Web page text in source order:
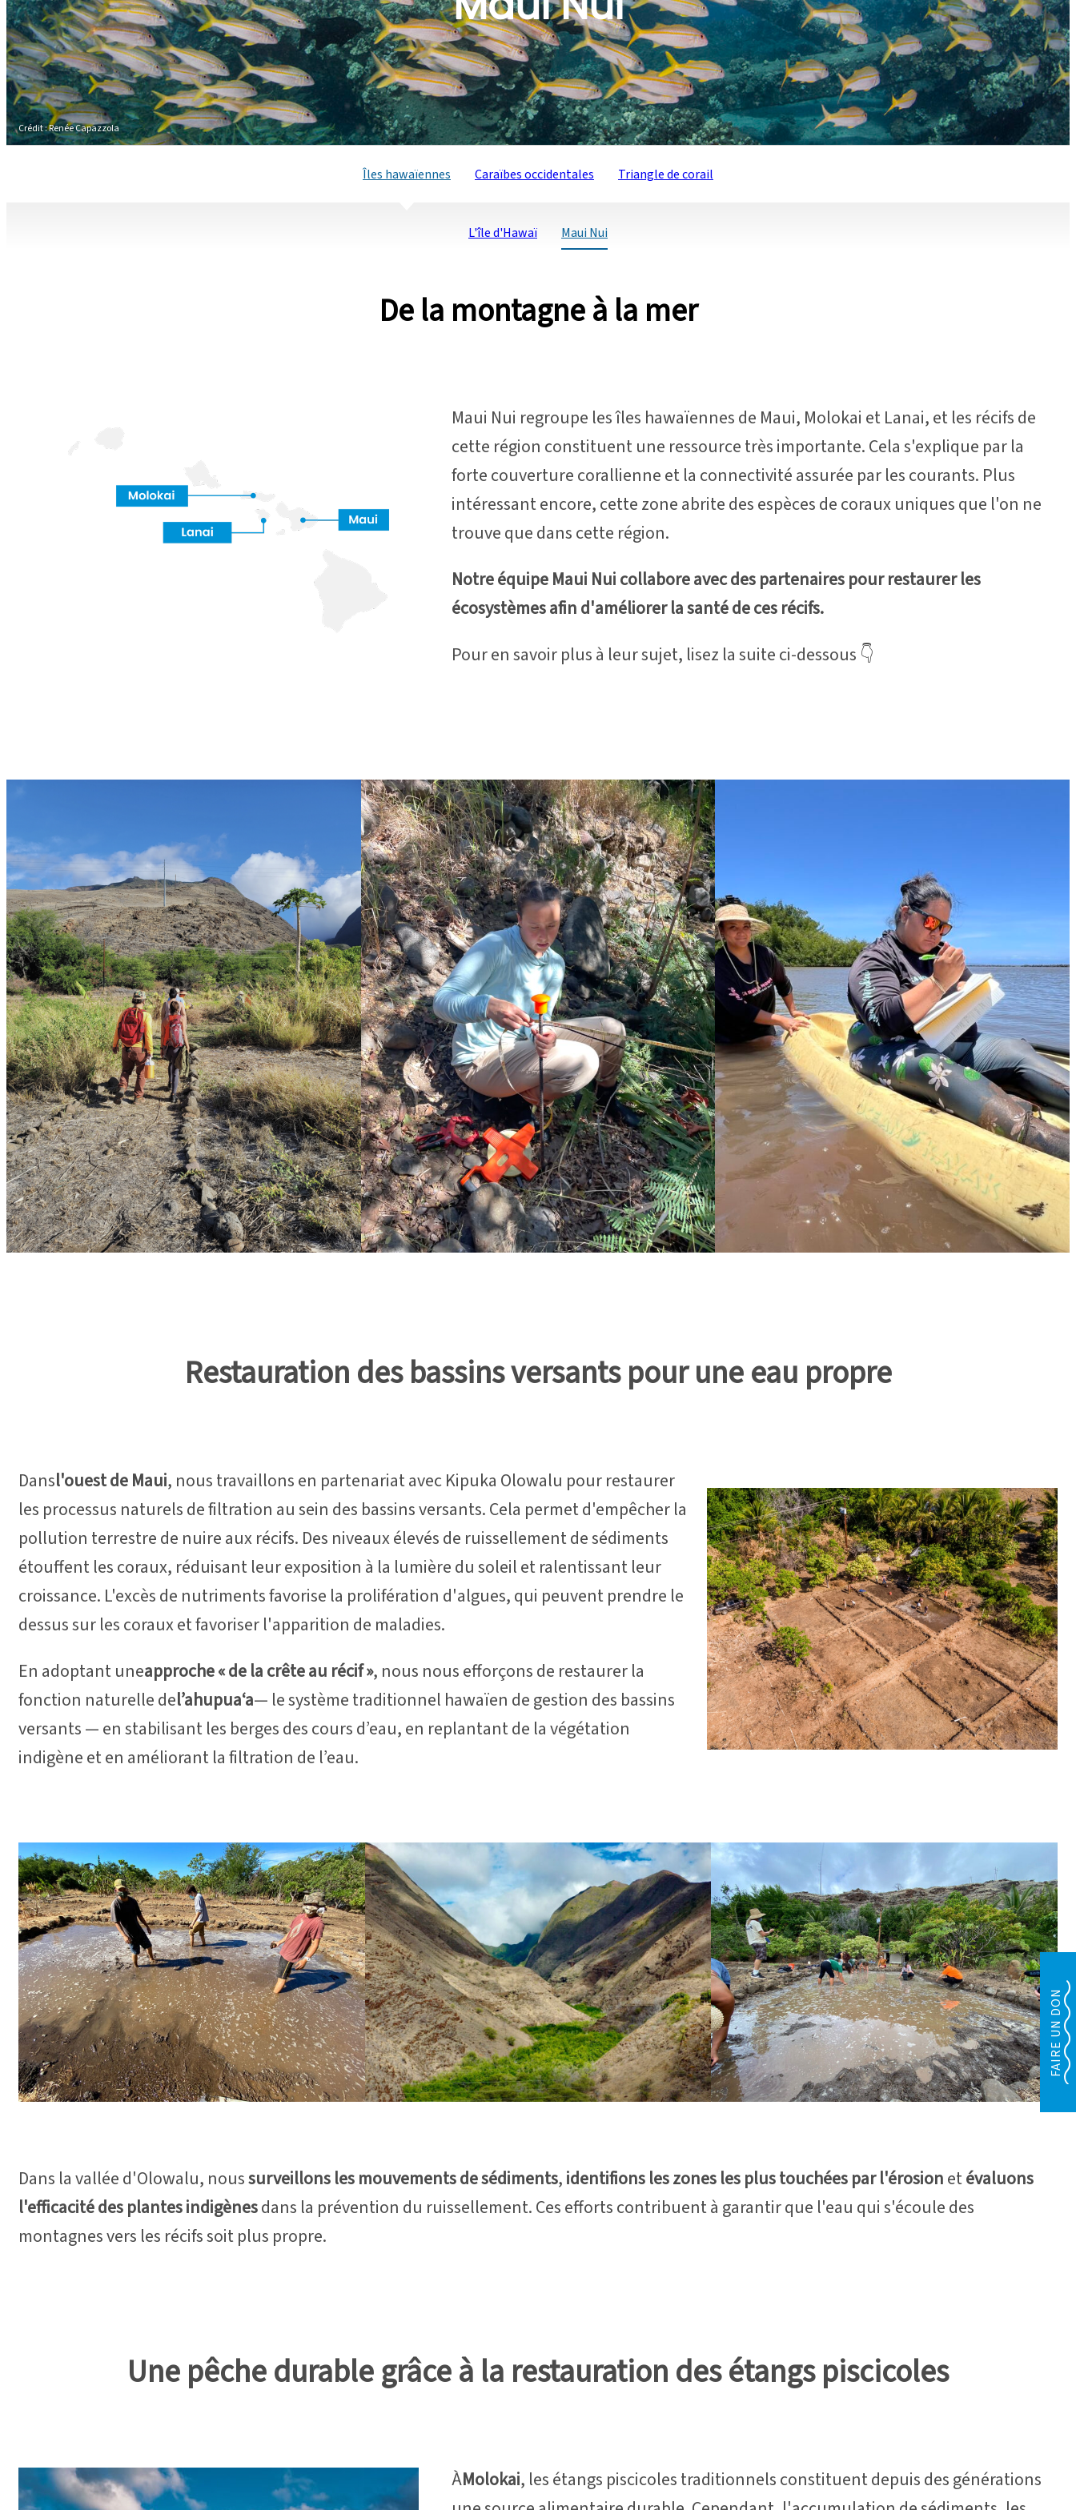
Crédit : Renée Capazzola
L'île d'Hawaï Maui Nui
Îles hawaïennes Caraïbes occidentales Triangle de corail
De la montagne à la mer
Maui Nui regroupe les îles hawaïennes de Maui, Molokai et Lanai, et les récifs de
cette région constituent une ressource très importante. Cela s'explique par la
forte couverture corallienne et la connectivité assurée par les courants. Plus
intéressant encore, cette zone abrite des espèces de coraux uniques que l'on ne
trouve que dans cette région.
Notre équipe Maui Nui collabore avec des partenaires pour restaurer les
écosystèmes afin d'améliorer la santé de ces récifs.
Pour en savoir plus à leur sujet, lisez la suite ci-dessous 👇
Restauration des bassins versants pour une eau propre
Dansl'ouest de Maui, nous travaillons en partenariat avec Kipuka Olowalu pour restaurer
les processus naturels de filtration au sein des bassins versants. Cela permet d'empêcher la
pollution terrestre de nuire aux récifs. Des niveaux élevés de ruissellement de sédiments
étouffent les coraux, réduisant leur exposition à la lumière du soleil et ralentissant leur
croissance. L'excès de nutriments favorise la prolifération d'algues, qui peuvent prendre le
dessus sur les coraux et favoriser l'apparition de maladies.
En adoptant uneapproche « de la crête au récif », nous nous efforçons de restaurer la
fonction naturelle del’ahupua‘a— le système traditionnel hawaïen de gestion des bassins
versants — en stabilisant les berges des cours d’eau, en replantant de la végétation
indigène et en améliorant la filtration de l’eau.
Dans la vallée d'Olowalu, noussurveillons les mouvements de sédiments,identifions les zones les plus touchées par l'érosionetévaluons
l'efficacité des plantes indigènesdans la prévention du ruissellement. Ces efforts contribuent à garantir que l'eau qui s'écoule des
montagnes vers les récifs soit plus propre.
Une pêche durable grâce à la restauration des étangs piscicoles
ÀMolokai, les étangs piscicoles traditionnels constituent depuis des générations
FAIRE UN DON